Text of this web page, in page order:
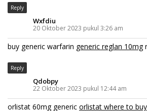
Reply
Wxfdiu
20 Oktober 2023 pukul 3:26 am
buy generic warfarin generic reglan 10mg
Reply
Qdobpy
22 Oktober 2023 pukul 12:44 am
orlistat 60mg generic orlistat where to buy